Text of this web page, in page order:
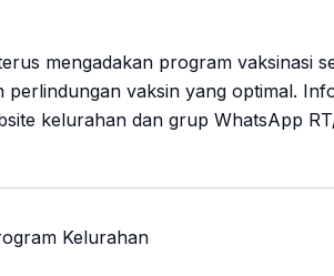
mengadakan program vaksinasi
vaksin yang optimal.
kelurahan dan grup WhatsApp
Kelurahan